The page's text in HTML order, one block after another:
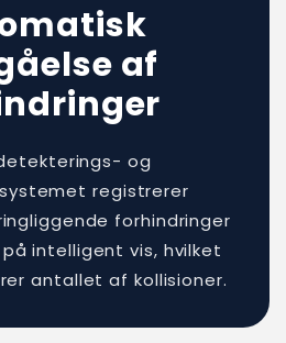
af
og
registrerer
forhindringer
intelligent vis, hvilket
antallet af kollisioner.